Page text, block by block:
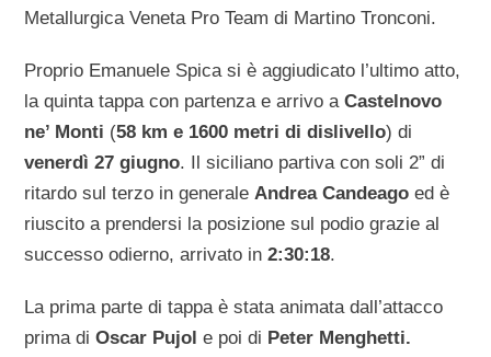
Metallurgica Veneta Pro Team di Martino Tronconi.
Proprio Emanuele Spica si è aggiudicato l’ultimo atto,
la quinta tappa con partenza e arrivo aCastelnovo
ne’ Monti (58 km e 1600 metri di dislivello) di
venerdì 27 giugno. Il siciliano partiva con soli 2” di
ritardo sul terzo in generaleAndrea Candeago ed è
riuscito a prendersi la posizione sul podio grazie al
successo odierno, arrivato in 2:30:18.
La prima parte di tappa è stata animata dall’attacco
prima diOscar Pujole poi di Peter Menghetti.